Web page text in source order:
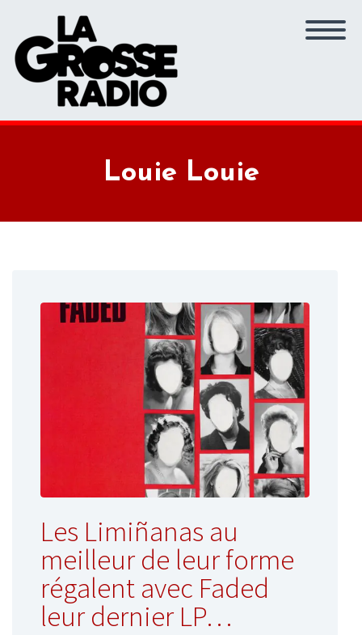
Louie Louie
Les Limiñanas au
meilleur de leur forme
régalent avec Faded
leur dernier LP…